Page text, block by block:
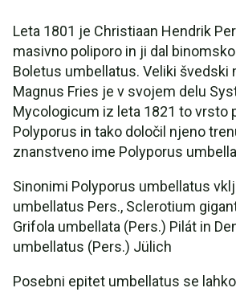
Leta 1801 je Christiaan Hendrik
masivno poliporo in ji dal
Boletus umbellatus. Veliki švedski
Magnus Fries je v svojem delu
Mycologicum iz leta 1821 to vrsto
Polyporus in tako določil njeno
znanstveno ime Polyporus
Sinonimi Polyporus umbellatus
umbellatus Pers., Sclerotium
Grifola umbellata (Pers.) Pilát in
umbellatus (Pers.) Jülich
Posebni epitet umbellatus se